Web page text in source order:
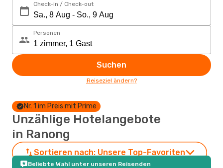
Check-in / Check-out
Personen
Suchen
Reiseziel ändern?
Nr. 1 im Preis mit Prime
Unzählige Hotelangebote
in Ranong
Sortieren nach: Unsere Top-Favoriten
Beliebte Wahl unter unseren Reisenden